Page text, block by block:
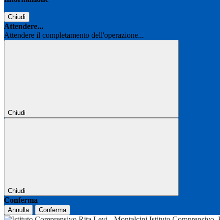
Chiudi
Attendere...
Attendere il completamento dell'operazione...
Chiudi
Chiudi
Conferma
Annulla Conferma